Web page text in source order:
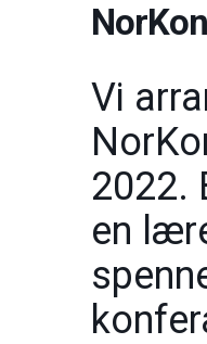
Vi
2022.
en